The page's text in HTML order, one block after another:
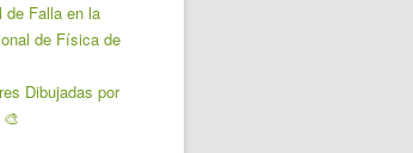
de Falla en la
de Física de
Dibujadas por